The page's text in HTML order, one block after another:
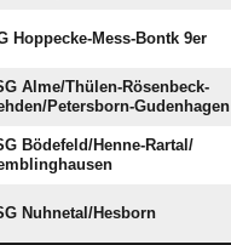
Hoppecke-Mess-Bontk 9er
Alme/​Thülen-Rösenbeck-
​Petersborn-Gudenhagen
Bödefeld/​Henne-Rartal/​
Nuhnetal/​Hesborn